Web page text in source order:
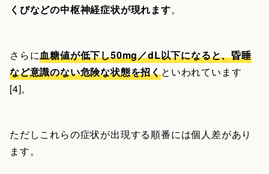
くびなどの中枢神経症状が現れます。
さらに血糖値が低下し50mg／dL以下になると、昏睡
など意識のない危険な状態を招くといわれています
[4]。
ただしこれらの症状が出現する順番には個人差があり
ます。